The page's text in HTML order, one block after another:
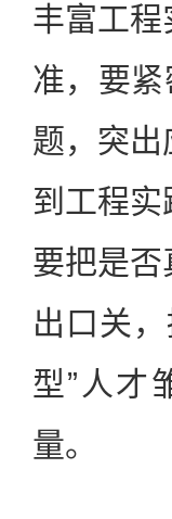
丰富工
准，要紧
题，突
到工程
要把是
出口关
型”人才
量。